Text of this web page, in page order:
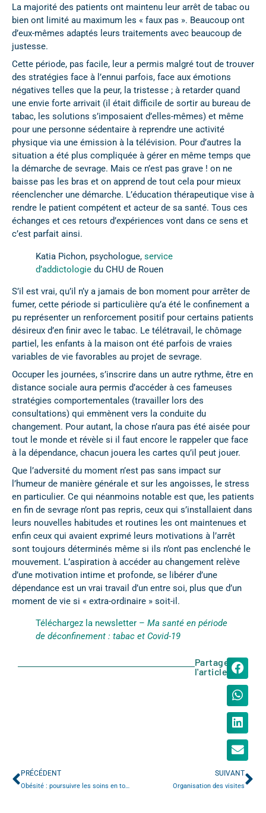
La majorité des patients ont maintenu leur arrêt de tabac ou
bien ont limité au maximum les « faux pas ». Beaucoup ont
d’eux-mêmes adaptés leurs traitements avec beaucoup de
justesse.
Cette période, pas facile, leur a permis malgré tout de trouver
des stratégies face à l’ennui parfois, face aux émotions
négatives telles que la peur, la tristesse ; à retarder quand
une envie forte arrivait (il était difficile de sortir au bureau de
tabac, les solutions s’imposaient d’elles-mêmes) et même
pour une personne sédentaire à reprendre une activité
physique via une émission à la télévision. Pour d’autres la
situation a été plus compliquée à gérer en même temps que
la démarche de sevrage. Mais ce n’est pas grave ! on ne
baisse pas les bras et on apprend de tout cela pour mieux
réenclencher une démarche. L’éducation thérapeutique vise à
rendre le patient compétent et acteur de sa santé. Tous ces
échanges et ces retours d’expériences vont dans ce sens et
c’est parfait ainsi.
Katia Pichon, psychologue, service
d’addictologie du CHU de Rouen
S’il est vrai, qu’il n’y a jamais de bon moment pour arrêter de
fumer, cette période si particulière qu’a été le confinement a
pu représenter un renforcement positif pour certains patients
désireux d’en finir avec le tabac. Le télétravail, le chômage
partiel, les enfants à la maison ont été parfois de vraies
variables de vie favorables au projet de sevrage.
Occuper les journées, s’inscrire dans un autre rythme, être en
distance sociale aura permis d’accéder à ces fameuses
stratégies comportementales (travailler lors des
consultations) qui emmènent vers la conduite du
changement. Pour autant, la chose n’aura pas été aisée pour
tout le monde et révèle si il faut encore le rappeler que face
à la dépendance, chacun jouera les cartes qu’il peut jouer.
Que l’adversité du moment n’est pas sans impact sur
l’humeur de manière générale et sur les angoisses, le stress
en particulier. Ce qui néanmoins notable est que, les patients
en fin de sevrage n’ont pas repris, ceux qui s’installaient dans
leurs nouvelles habitudes et routines les ont maintenues et
enfin ceux qui avaient exprimé leurs motivations à l’arrêt
sont toujours déterminés même si ils n’ont pas enclenché le
mouvement. L’aspiration à accéder au changement relève
d’une motivation intime et profonde, se libérer d’une
dépendance est un vrai travail d’un entre soi, plus que d’un
moment de vie si « extra-ordinaire » soit-il.
Téléchargez la newsletter – Ma santé en période
de déconfinement : tabac et Covid-19
Partager
l'article
PRÉCÉDENT
Obésité : poursuivre les soins en toute sécurité
SUIVANT
Organisation des visites